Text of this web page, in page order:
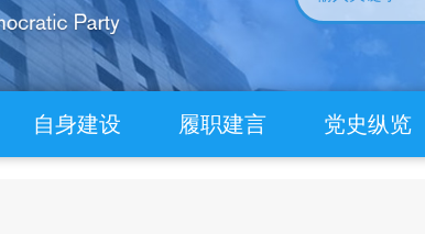
自身建设 履职建言 党史纵览